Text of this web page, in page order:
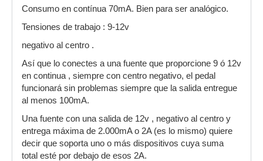
Consumo en contínua 70mA. Bien para ser analógico.
Tensiones de trabajo : 9-12v
negativo al centro .
Así que lo conectes a una fuente que proporcione 9 ó 12v
en continua , siempre con centro negativo, el pedal
funcionará sin problemas siempre que la salida entregue
al menos 100mA.
Una fuente con una salida de 12v , negativo al centro y
entrega máxima de 2.000mA o 2A (es lo mismo) quiere
decir que soporta uno o más dispositivos cuya suma
total esté por debajo de esos 2A.